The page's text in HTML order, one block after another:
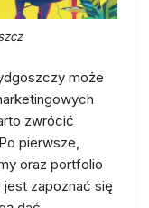
może
zwrócić
pierwsze,
oraz portfolio
zapoznać się